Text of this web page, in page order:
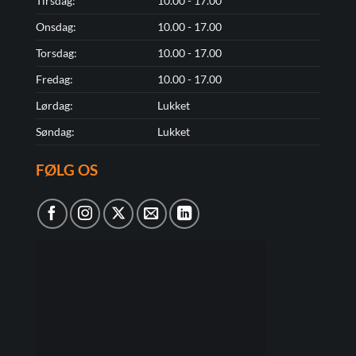
Onsdag:
10.00 - 17.00
Torsdag:
10.00 - 17.00
Fredag:
10.00 - 17.00
Lørdag:
Lukket
Søndag:
Lukket
FØLG OS